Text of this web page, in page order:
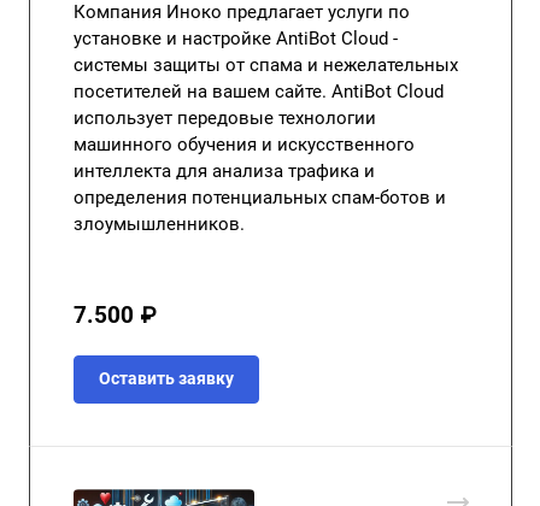
Компания Иноко предлагает услуги по
установке и настройке AntiBot Cloud -
системы защиты от спама и нежелательных
посетителей на вашем сайте. AntiBot Cloud
использует передовые технологии
машинного обучения и искусственного
интеллекта для анализа трафика и
определения потенциальных спам-ботов и
злоумышленников.
7.500 ₽
Оставить заявку